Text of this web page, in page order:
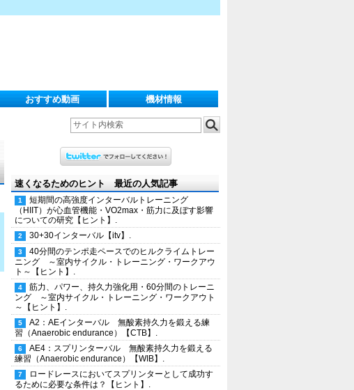
おすすめ動画 機材情報
速くなるためのヒント 最近の人気記事
短期間の高強度インターバルトレーニング
（HIIT）が心血管機能・VO2max・筋力に及ぼす影響
についての研究【ヒント】.
30+30インターバル【itv】.
40分間のテンポ走ペースでのヒルクライムトレー
ニング ～室内サイクル・トレーニング・ワークアウ
ト～【ヒント】.
筋力、パワー、持久力強化用・60分間のトレーニ
ング ～室内サイクル・トレーニング・ワークアウト
～【ヒント】.
A2：AEインターバル 無酸素持久力を鍛える練
習（Anaerobic endurance）【CTB】.
AE4：スプリンターバル 無酸素持久力を鍛える
練習（Anaerobic endurance）【WIB】.
ロードレースにおいてスプリンターとして成功す
るために必要な条件は？【ヒント】.